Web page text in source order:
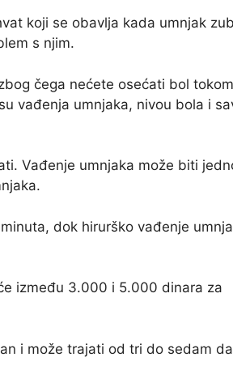
koji se obavlja kada umnjak
s njim.
čega nećete osećati bol
vađenja umnjaka, nivou bola i
Vađenje umnjaka može biti
dok hirurško vađenje
između 3.000 i 5.000 dinara za
i može trajati od tri do sedam